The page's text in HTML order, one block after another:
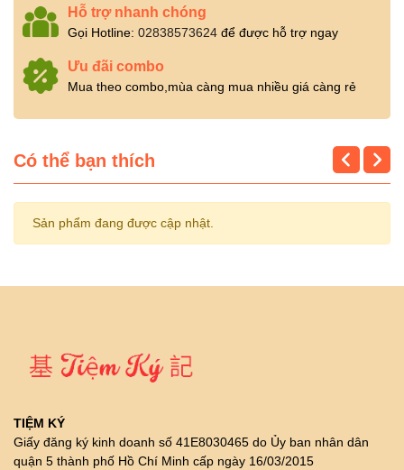
Hỗ trợ nhanh chóng
Gọi Hotline: 02838573624 để được hỗ trợ ngay
Ưu đãi combo
Mua theo combo,mùa càng mua nhiều giá càng rẻ
Có thể bạn thích
Sản phẩm đang được cập nhật.
TIỆM KÝ
Giấy đăng ký kinh doanh số 41E8030465 do Ủy ban nhân dân
quận 5 thành phố Hồ Chí Minh cấp ngày 16/03/2015